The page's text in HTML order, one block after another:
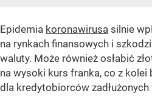
Epidemia koronawirusa silnie
na rynkach finansowych i
waluty. Może również osłabić
na wysoki kurs franka, co z kolei
dla kredytobiorców